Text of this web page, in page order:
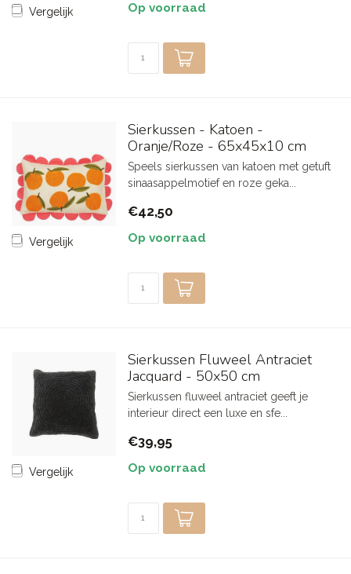
Vergelijk Op voorraad
Vergelijk
Sierkussen - Katoen -
Oranje/Roze - 65x45x10 cm
Speels sierkussen van katoen met getuft
sinaasappelmotief en roze geka...
€42,50
Op voorraad
Vergelijk
Sierkussen Fluweel Antraciet
Jacquard - 50x50 cm
Sierkussen fluweel antraciet geeft je
interieur direct een luxe en sfe...
€39,95
Op voorraad